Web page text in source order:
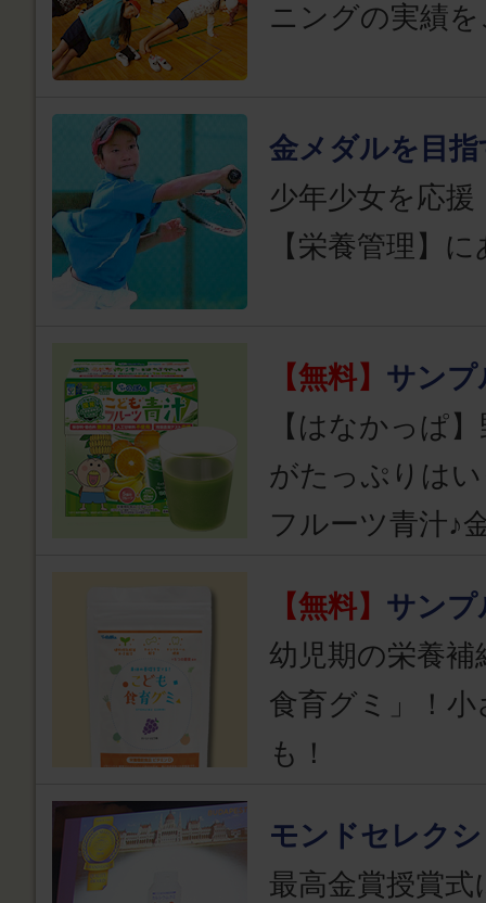
ニングの実績
金メダルを目指
少年少女を応
【栄養管理】
【無料】 サンプ
【はなかっぱ
がたっぷりは
フルーツ青汁♪
【無料】 サンプ
幼児期の栄養
食育グミ」！
も！
モンドセレク
最高金賞授賞